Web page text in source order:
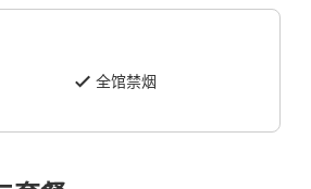
全馆禁烟